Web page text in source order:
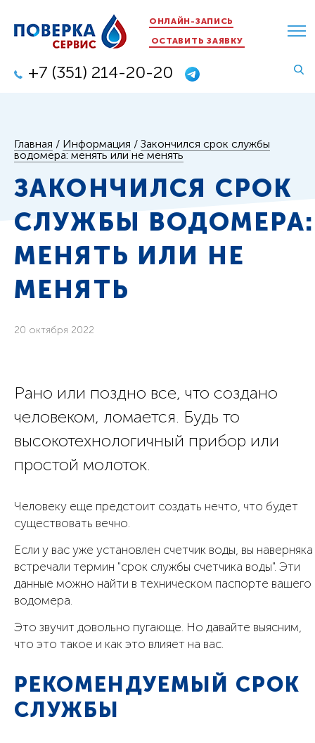
ОНЛАЙН-ЗАПИСЬ
ОСТАВИТЬ ЗАЯВКУ
+7 (351) 214-20-20
Главная / Информация / Закончился срок службы
водомера: менять или не менять
ЗАКОНЧИЛСЯ СРОК
СЛУЖБЫ ВОДОМЕРА:
МЕНЯТЬ ИЛИ НЕ
МЕНЯТЬ
20 октября 2022
Рано или поздно все, что создано
человеком, ломается. Будь то
высокотехнологичный прибор или
простой молоток.
Человеку еще предстоит создать нечто, что будет
существовать вечно.
Если у вас уже установлен счетчик воды, вы наверняка
встречали термин "срок службы счетчика воды". Эти
данные можно найти в техническом паспорте вашего
водомера.
Это звучит довольно пугающе. Но давайте выясним,
что это такое и как это влияет на вас.
РЕКОМЕНДУЕМЫЙ СРОК
СЛУЖБЫ